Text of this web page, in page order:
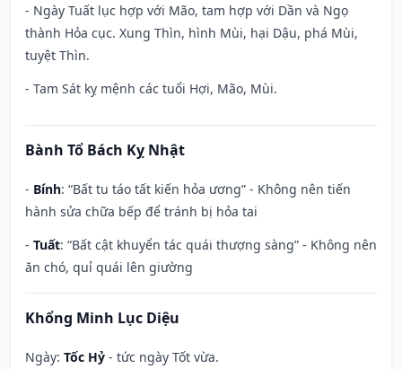
- Ngày Tuất lục hợp với Mão, tam hợp với Dần và Ngọ
thành Hỏa cục. Xung Thìn, hình Mùi, hại Dậu, phá Mùi,
tuyệt Thìn.
- Tam Sát kỵ mệnh các tuổi Hợi, Mão, Mùi.
Bành Tổ Bách Kỵ Nhật
- Bính: “Bất tu táo tất kiến hỏa ương” - Không nên tiến
hành sửa chữa bếp để tránh bị hỏa tai
- Tuất: “Bất cật khuyển tác quái thượng sàng” - Không nên
ăn chó, quỉ quái lên giường
Khổng Minh Lục Diệu
Ngày: Tốc Hỷ - tức ngày Tốt vừa.